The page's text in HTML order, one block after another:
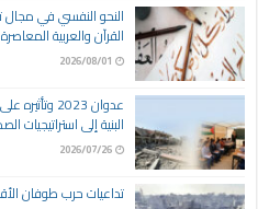
النحو النفسي في مجال
القرآن والعربية المعاصرة
2026/08/01
عدوان 2023
البنية إلى استراتيجيات
2026/07/26
تداعيات حرب طوفان